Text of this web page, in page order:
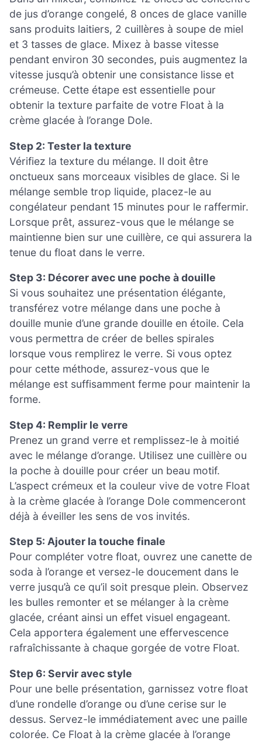
de jus d’orange congelé, 8 onces de glace vanille
sans produits laitiers, 2 cuillères à soupe de miel
et 3 tasses de glace. Mixez à basse vitesse
pendant environ 30 secondes, puis augmentez la
vitesse jusqu’à obtenir une consistance lisse et
crémeuse. Cette étape est essentielle pour
obtenir la texture parfaite de votre Float à la
crème glacée à l’orange Dole.
Step 2: Tester la texture
Vérifiez la texture du mélange. Il doit être
onctueux sans morceaux visibles de glace. Si le
mélange semble trop liquide, placez-le au
congélateur pendant 15 minutes pour le raffermir.
Lorsque prêt, assurez-vous que le mélange se
maintienne bien sur une cuillère, ce qui assurera la
tenue du float dans le verre.
Step 3: Décorer avec une poche à douille
Si vous souhaitez une présentation élégante,
transférez votre mélange dans une poche à
douille munie d’une grande douille en étoile. Cela
vous permettra de créer de belles spirales
lorsque vous remplirez le verre. Si vous optez
pour cette méthode, assurez-vous que le
mélange est suffisamment ferme pour maintenir la
forme.
Step 4: Remplir le verre
Prenez un grand verre et remplissez-le à moitié
avec le mélange d’orange. Utilisez une cuillère ou
la poche à douille pour créer un beau motif.
L’aspect crémeux et la couleur vive de votre Float
à la crème glacée à l’orange Dole commenceront
déjà à éveiller les sens de vos invités.
Step 5: Ajouter la touche finale
Pour compléter votre float, ouvrez une canette de
soda à l’orange et versez-le doucement dans le
verre jusqu’à ce qu’il soit presque plein. Observez
les bulles remonter et se mélanger à la crème
glacée, créant ainsi un effet visuel engageant.
Cela apportera également une effervescence
rafraîchissante à chaque gorgée de votre Float.
Step 6: Servir avec style
Pour une belle présentation, garnissez votre float
d’une rondelle d’orange ou d’une cerise sur le
dessus. Servez-le immédiatement avec une paille
colorée. Ce Float à la crème glacée à l’orange